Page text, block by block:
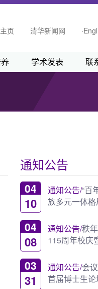
页 清华新闻网
学术发表 联
通知公告
04
10
通知公告/“百
族多元一体
04
08
通知公告/秩
115周年校庆
03
31
通知公告/会
首届博士生论